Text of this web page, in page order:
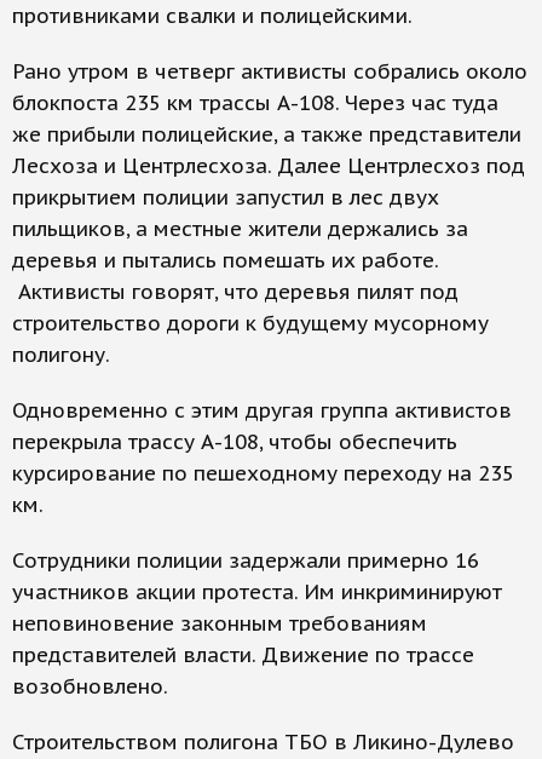
противниками свалки и полицейскими.
Рано утром в четверг активисты собрались около
блокпоста 235 км трассы А-108. Через час туда
же прибыли полицейские, а также представители
Лесхоза и Центрлесхоза. Далее Центрлесхоз под
прикрытием полиции запустил в лес двух
пильщиков, а местные жители держались за
деревья и пытались помешать их работе.
Активисты говорят, что деревья пилят под
строительство дороги к будущему мусорному
полигону.
Одновременно с этим другая группа активистов
перекрыла трассу А-108, чтобы обеспечить
курсирование по пешеходному переходу на 235
км.
Сотрудники полиции задержали примерно 16
участников акции протеста. Им инкриминируют
неповиновение законным требованиям
представителей власти. Движение по трассе
возобновлено.
Строительством полигона ТБО в Ликино-Дулево